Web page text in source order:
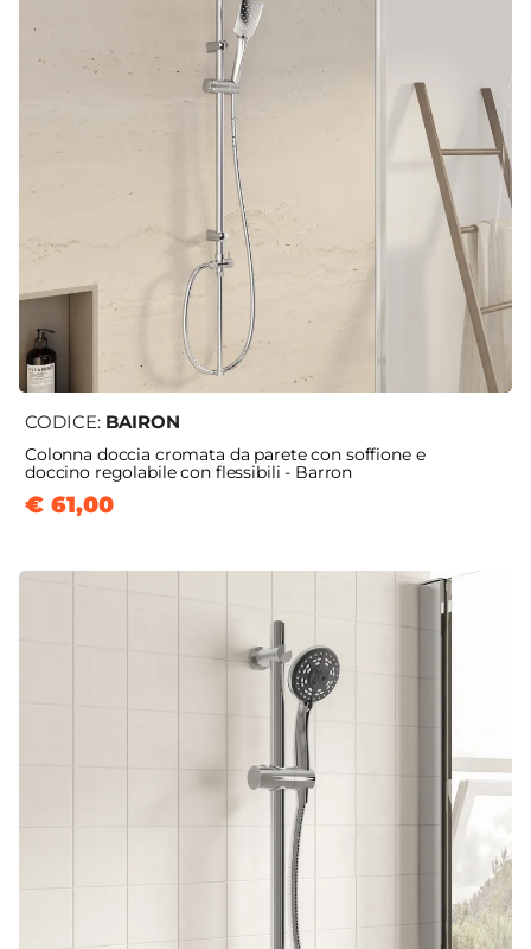
CODICE: BAIRON
Colonna doccia cromata da parete con soffione e
doccino regolabile con flessibili - Barron
€ 61,00